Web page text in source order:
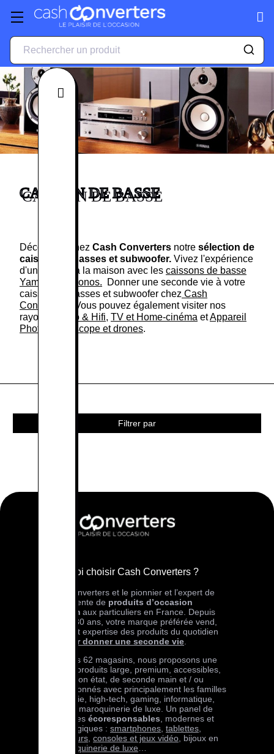
Fermer
CAISSON DE BASSE
Découvrez chez Cash Converters notre sélection de
caisson de basses et subwoofer. Vivez l'expérience
d'un cinéma à la maison avec les caissons de basse
Yamaha ou Sonos. Donner une seconde vie à votre
caisson de basses et subwoofer chez Cash
Converters
. Vous pouvez également visiter nos
rayons :
Sono & Hifi, TV et Home-cinéma etAppareil
Photo, camescope et drones.
Filtrer par
Pourquoi choisir Cash Converters ?
Cash Converters et le pionnier et l’expert de
l’achat-vente de produits d’occasion
premium aux particuliers en France. Depuis
plus de 30 ans, votre marque préférée vend,
achète et expertise des produits du quotidien
leur donner une seconde vie.
Dans nos 62 magasins, nous proposons une
offre de produits large, premium, accessibles,
en très bon état, de seconde main et / ou
reconditionnés avec principalement les familles
téléphonie, high-tech, gaming, informatique,
bijoux et maroquinerie de luxe. Un panel de
références écoresponsables, modernes et
technologiques : smartphones, tablettes,
ordinateurs, consoles et jeux vidéo, bijoux en
maroquinerie de luxe…